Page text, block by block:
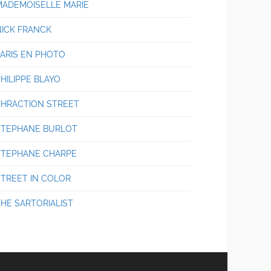
MARIE
FRANCK
EN PHOTO
BLAYO
STREET
BURLOT
CHARPE
IN COLOR
SARTORIALIST